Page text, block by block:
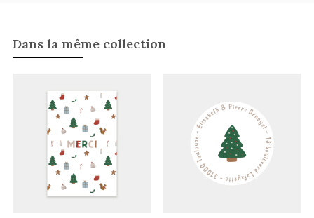
Dans la même collection